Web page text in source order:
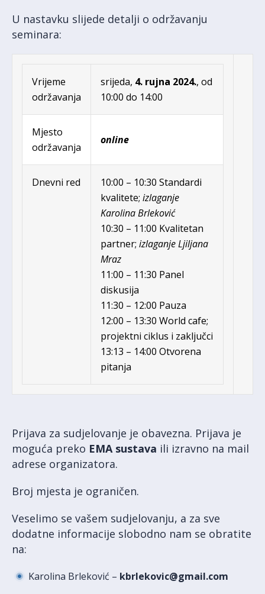
U nastavku slijede detalji o održavanju
seminara:
Vrijeme
održavanja
srijeda, 4. rujna 2024., od
10:00 do 14:00
Mjesto
održavanja
online
Dnevni red
10:00 – 10:30 Standardi
kvalitete; izlaganje
Karolina Brleković
10:30 – 11:00 Kvalitetan
partner; izlaganje Ljiljana
Mraz
11:00 – 11:30 Panel
diskusija
11:30 – 12:00 Pauza
12:00 – 13:30 World cafe;
projektni ciklus i zaključci
13:13 – 14:00 Otvorena
pitanja
Prijava za sudjelovanje je obavezna. Prijava je
moguća preko EMA sustava ili izravno na mail
adrese organizatora.
Broj mjesta je ograničen.
Veselimo se vašem sudjelovanju, a za sve
dodatne informacije slobodno nam se obratite
na:
Karolina Brleković – kbrlekovic@gmail.com